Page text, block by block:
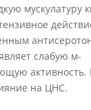
мускулатуру
слабую м-
активность.
на ЦНС.